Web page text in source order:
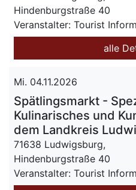
Hindenburgstraße 40
Veranstalter: Tourist
alle
Mi. 04.11.2026
Spätlingsmarkt -
Kulinarisches und
dem Landkreis
71638 Ludwigsburg,
Hindenburgstraße 40
Veranstalter: Tourist